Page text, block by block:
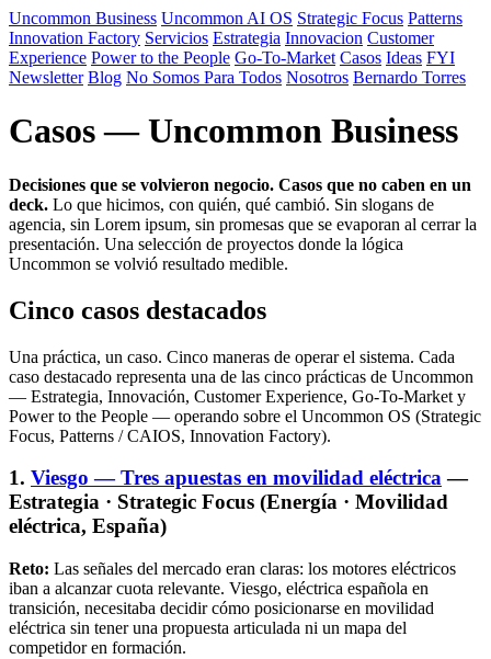
Uncommon Business Uncommon AI OS Strategic Focus Patterns
Innovation Factory Servicios Estrategia Innovacion Customer
Experience Power to the People Go-To-Market Casos Ideas FYI
Newsletter Blog No Somos Para Todos Nosotros Bernardo Torres
Casos — Uncommon Business
Decisiones que se volvieron negocio. Casos que no caben en un
deck. Lo que hicimos, con quién, qué cambió. Sin slogans de
agencia, sin Lorem ipsum, sin promesas que se evaporan al cerrar la
presentación. Una selección de proyectos donde la lógica
Uncommon se volvió resultado medible.
Cinco casos destacados
Una práctica, un caso. Cinco maneras de operar el sistema. Cada
caso destacado representa una de las cinco prácticas de Uncommon
— Estrategia, Innovación, Customer Experience, Go-To-Market y
Power to the People — operando sobre el Uncommon OS (Strategic
Focus, Patterns / CAIOS, Innovation Factory).
1. Viesgo — Tres apuestas en movilidad eléctrica—
Estrategia · Strategic Focus (Energía · Movilidad
eléctrica, España)
Reto: Las señales del mercado eran claras: los motores eléctricos
iban a alcanzar cuota relevante. Viesgo, eléctrica española en
transición, necesitaba decidir cómo posicionarse en movilidad
eléctrica sin tener una propuesta articulada ni un mapa del
competidor en formación.